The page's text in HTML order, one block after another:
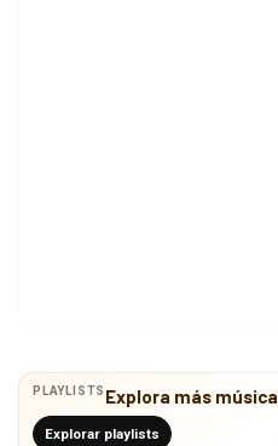
PLAYLISTS Explora más música
Explorar playlists